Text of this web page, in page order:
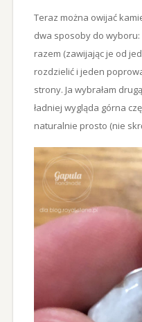
Teraz można owijać
dwa sposoby do
razem (zawijając je od
rozdzielić i jeden
strony. Ja wybrałam
ładniej wygląda górna
naturalnie prosto (nie